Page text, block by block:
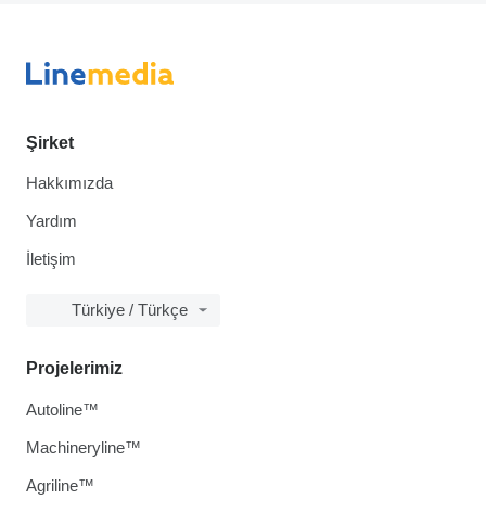
Şirket
Hakkımızda
Yardım
İletişim
Türkiye / Türkçe
Projelerimiz
Autoline™
Machineryline™
Agriline™